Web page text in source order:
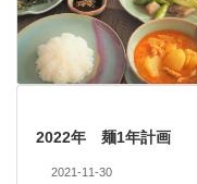
2022年 麺1年計画
2021-11-30